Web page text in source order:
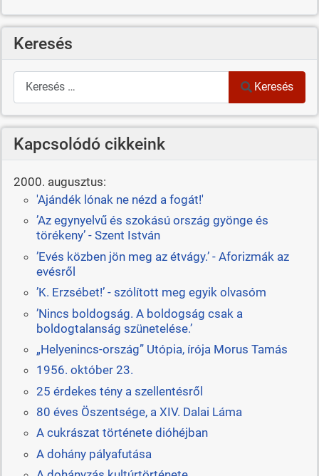
Keresés
Keresés
Keresés
Kapcsolódó cikkeink
2000. augusztus:
'Ajándék lónak ne nézd a fogát!'
’Az egynyelvű és szokású ország gyönge és
törékeny’ - Szent István
’Evés közben jön meg az étvágy.’ - Aforizmák az
evésről
’K. Erzsébet!’ - szólított meg egyik olvasóm
’Nincs boldogság. A boldogság csak a
boldogtalanság szünetelése.’
„Helyenincs-ország” Utópia, írója Morus Tamás
1956. október 23.
25 érdekes tény a szellentésről
80 éves Öszentsége, a XIV. Dalai Láma
A cukrászat története dióhéjban
A dohány pályafutása